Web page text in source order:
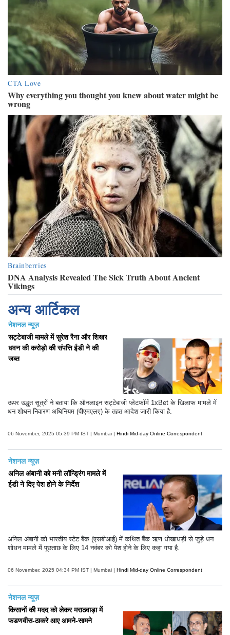
अन्य आर्टिकल
नेशनल न्यूज़
सट्टेबाजी मामले में सुरेश रैना और शिखर
धवन की करोड़ो की संपत्ति ईडी ने की
जब्त
ऊपर उद्धृत सूत्रों ने बताया कि ऑनलाइन सट्टेबाजी प्लेटफॉर्म 1xBet के खिलाफ मामले में
धन शोधन निवारण अधिनियम (पीएमएलए) के तहत आदेश जारी किया है.
06 November, 2025 05:39 PM IST | Mumbai | Hindi Mid-day Online Correspondent
नेशनल न्यूज़
अनिल अंबानी को मनी लॉन्ड्रिंग मामले में
ईडी ने दिए पेश होने के निर्देश
अनिल अंबानी को भारतीय स्टेट बैंक (एसबीआई) में कथित बैंक ऋण धोखाधड़ी से जुड़े धन
शोधन मामले में पूछताछ के लिए 14 नवंबर को पेश होने के लिए कहा गया है.
06 November, 2025 04:34 PM IST | Mumbai | Hindi Mid-day Online Correspondent
नेशनल न्यूज़
किसानों की मदद को लेकर मराठवाड़ा में
फडणवीस-ठाकरे आए आमने-सामने